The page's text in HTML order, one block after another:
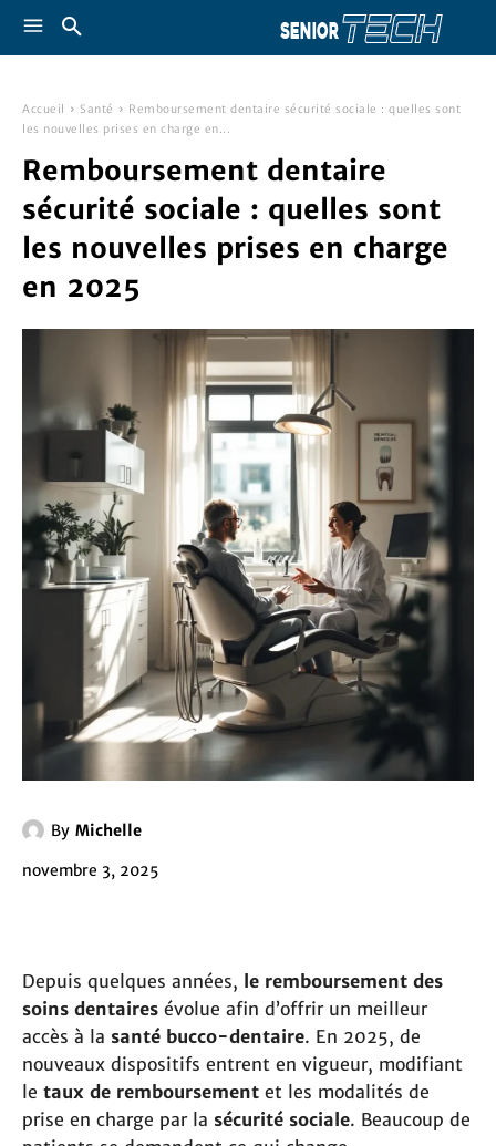
Accueil Santé
Remboursement dentaire sécurité sociale : quelles sont
les nouvelles prises en charge en...
Remboursement dentaire
sécurité sociale : quelles sont
les nouvelles prises en charge
en 2025
By Michelle
novembre 3, 2025
Depuis quelques années, le remboursement des
soins dentaires évolue afin d’offrir un meilleur
accès à la santé bucco-dentaire. En 2025, de
nouveaux dispositifs entrent en vigueur, modifiant
le taux de remboursement et les modalités de
prise en charge par la sécurité sociale. Beaucoup de